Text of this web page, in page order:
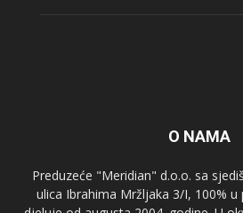
O NAMA
Preduzeće "Meridian" d.o.o. sa
ulica Ibrahima Mržljaka 3/I, 100%